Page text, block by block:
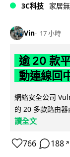
3C科技 家居
Vin 17 小時
逾 20 款
動連線回
網絡安全公司
的 20 多款路由
讀全文
766 188 ↗